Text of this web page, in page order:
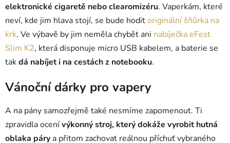
elektronické cigaretě nebo clearomizéru. Vaperkám, které
neví, kde jim hlava stojí, se bude hoditoriginální šňůrka na
krk. Ve výbavě by jim neměla chybět ani nabíječka eFest
Slim K2, která disponuje micro USB kabelem, a baterie se
takdá nabíjet i na cestách z notebooku.
Vánoční dárky pro vapery
A na pány samozřejmě také nesmíme zapomenout. Ti
zpravidla ocenívýkonný stroj, který dokáže vyrobit hutná
oblaka páry a přitom zachovat reálnou příchuť vybraného